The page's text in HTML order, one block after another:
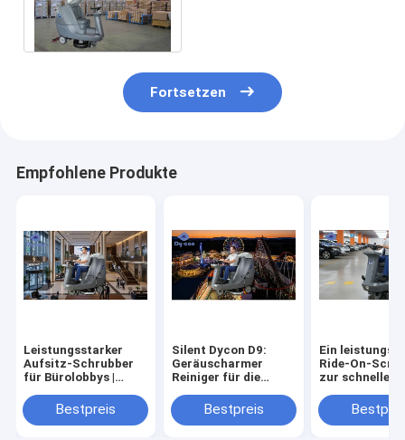
Fortsetzen
Empfohlene Produkte
Leistungsstarker
Aufsitz-Schrubber
für Bürolobbys |
Bestpreis
Silent Dycon D9:
Geräuscharmer
Reiniger für die
Freizeitpark.
Bestpreis
Ein
Ride-On-
zur schnellen
von